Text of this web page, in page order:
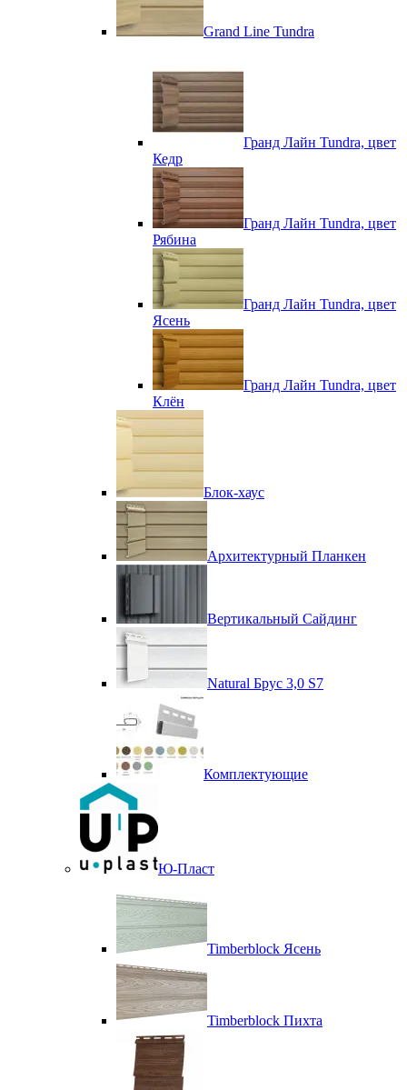
Grand Line Tundra
Гранд Лайн Tundra, цвет
Кедр
Гранд Лайн Tundra, цвет
Рябина
Гранд Лайн Tundra, цвет
Ясень
Гранд Лайн Tundra, цвет
Клён
Блок-хаус
Архитектурный Планкен
Вертикальный Сайдинг
Natural Брус 3,0 S7
Комплектующие
Ю-Пласт
Timberblock Ясень
Timberblock Пихта